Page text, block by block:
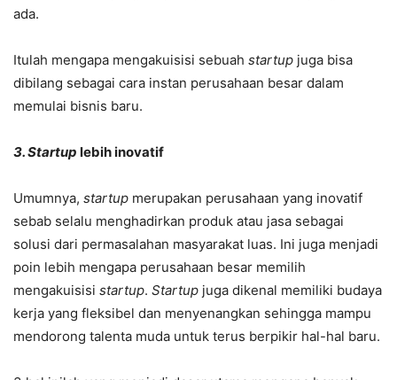
ada.
Itulah mengapa mengakuisisi sebuah startup juga bisa
dibilang sebagai cara instan perusahaan besar dalam
memulai bisnis baru.
3. Startup lebih inovatif
Umumnya, startup merupakan perusahaan yang inovatif
sebab selalu menghadirkan produk atau jasa sebagai
solusi dari permasalahan masyarakat luas. Ini juga menjadi
poin lebih mengapa perusahaan besar memilih
mengakuisisi startup. Startup juga dikenal memiliki budaya
kerja yang fleksibel dan menyenangkan sehingga mampu
mendorong talenta muda untuk terus berpikir hal-hal baru.